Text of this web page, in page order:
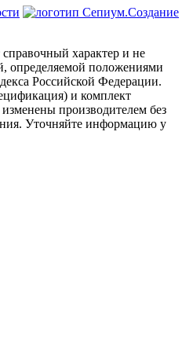
Создание
характер и не
определяемой положениями
Российской Федерации.
и комплект
производителем без
Уточняйте информацию у